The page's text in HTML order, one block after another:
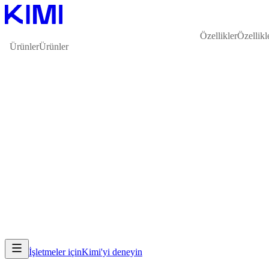
ÜrünlerÜrünler
Özellikler
İşletmeler içinKimi'yi deneyin